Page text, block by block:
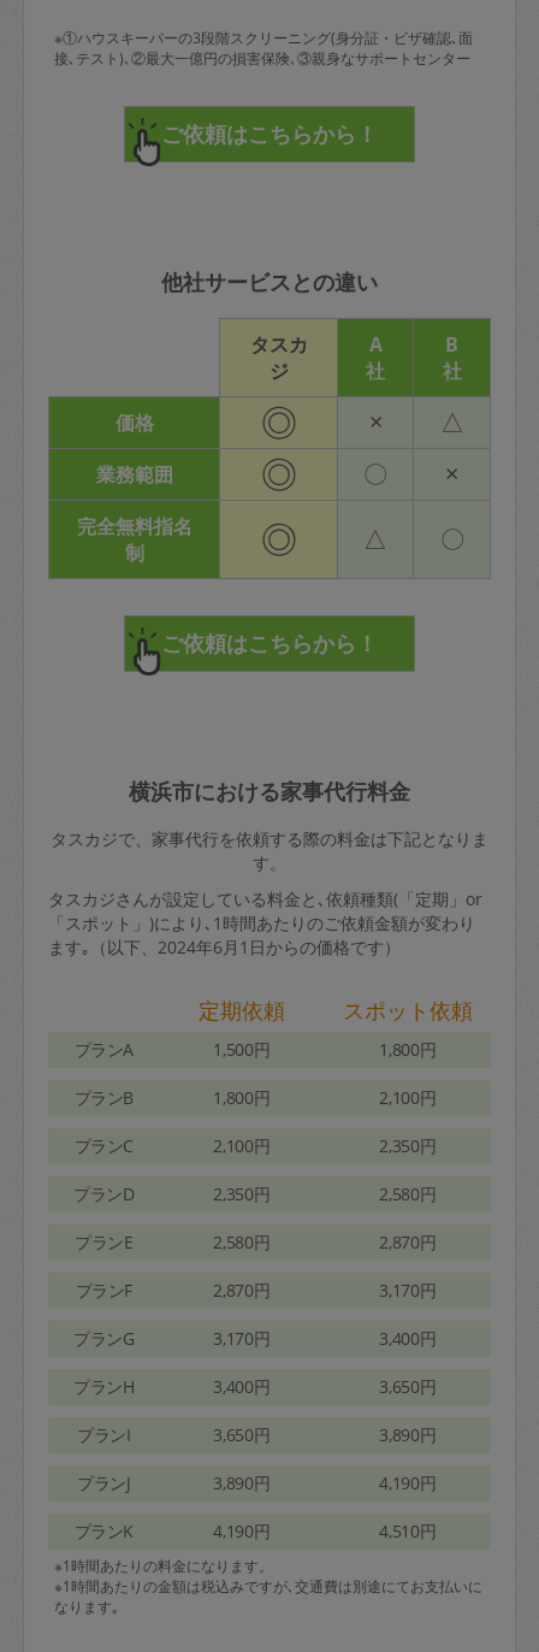
※①ハウスキーパーの3段階スクリーニング(身分証・ビザ確認､面
接､テスト)､②最大一億円の損害保険､③親身なサポートセンター
他社サービスとの違い
タスカ
ジ
A
社
B
社
価格
◎ × △
業務範囲 ◎ 〇 ×
完全無料指名
制
◎ △ 〇
横浜市における家事代行料金
タスカジで、家事代行を依頼する際の料金は下記となりま
す。
タスカジさんが設定している料金と､依頼種類(「定期」or
「スポット」)により､1時間あたりのご依頼金額が変わり
ます｡（以下、2024年6月1日からの価格です）
定期依頼 スポット依頼
プランA 1,500円 1,800円
プランB 1,800円 2,100円
プランC 2,100円 2,350円
プランD 2,350円 2,580円
プランE 2,580円 2,870円
プランF 2,870円 3,170円
プランG 3,170円 3,400円
プランH 3,400円 3,650円
プランI 3,650円 3,890円
プランJ 3,890円 4,190円
プランK 4,190円 4,510円
※1時間あたりの料金になります。
※1時間あたりの金額は税込みですが､交通費は別途にてお支払いに
なります｡